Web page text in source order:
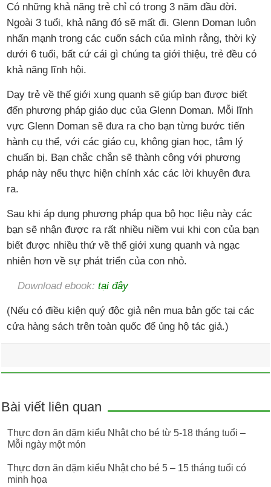
Có những khả năng trẻ chỉ có trong 3 năm đầu đời.
Ngoài 3 tuổi, khả năng đó sẽ mất đi. Glenn Doman luôn
nhấn mạnh trong các cuốn sách của mình rằng, thời kỳ
dưới 6 tuổi, bất cứ cái gì chúng ta giới thiệu, trẻ đều có
khả năng lĩnh hội.
Dạy trẻ về thế giới xung quanh sẽ giúp bạn được biết
đến phương pháp giáo dục của Glenn Doman. Mỗi lĩnh
vực Glenn Doman sẽ đưa ra cho bạn từng bước tiến
hành cụ thể, với các giáo cụ, không gian học, tâm lý
chuẩn bị. Bạn chắc chắn sẽ thành công với phương
pháp này nếu thực hiện chính xác các lời khuyên đưa
ra.
Sau khi áp dụng phương pháp qua bộ học liệu này các
bạn sẽ nhận được ra rất nhiều niềm vui khi con của bạn
biết được nhiều thứ về thế giới xung quanh và ngạc
nhiên hơn về sự phát triển của con nhỏ.
Download ebook:tại đây
(Nếu có điều kiện quý độc giả nên mua bản gốc tại các
cửa hàng sách trên toàn quốc để ủng hộ tác giả.)
Bài viết liên quan
Thực đơn ăn dặm kiểu Nhật cho bé từ 5-18 tháng tuổi –
Mỗi ngày một món
Thực đơn ăn dặm kiểu Nhật cho bé 5 – 15 tháng tuổi có
minh họa